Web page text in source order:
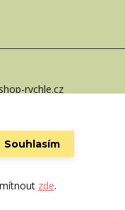
rychle.cz
Souhlasím
zde.